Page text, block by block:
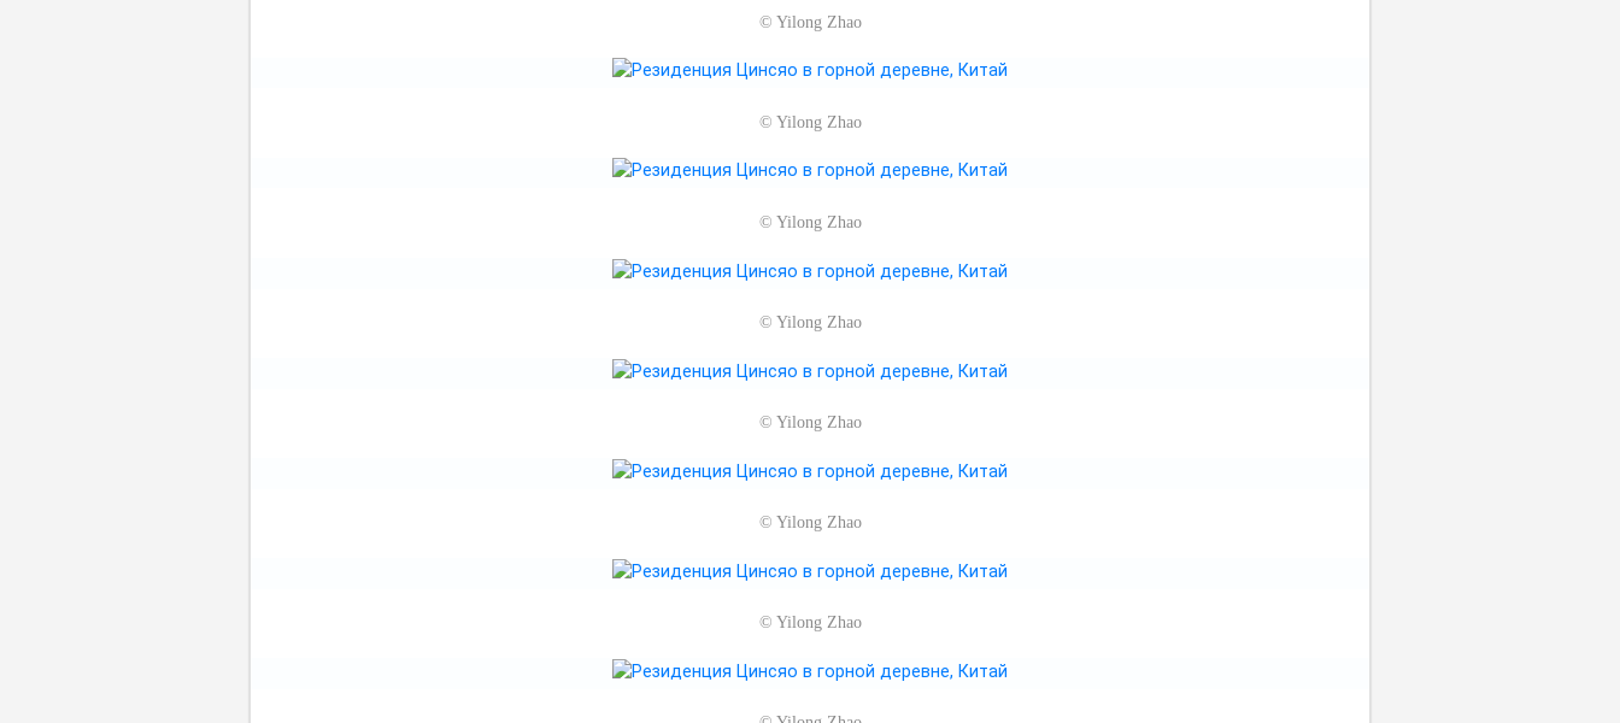
© Yilong Zhao
© Yilong Zhao
© Yilong Zhao
© Yilong Zhao
© Yilong Zhao
© Yilong Zhao
© Yilong Zhao